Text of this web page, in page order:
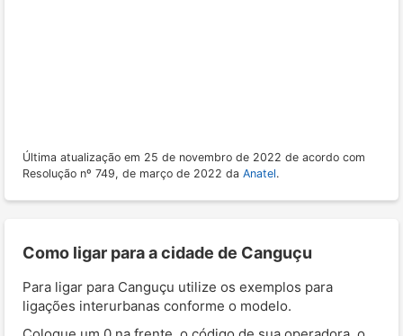
Última atualização em 25 de novembro de 2022 de acordo com
Resolução nº 749, de março de 2022 da Anatel.
Como ligar para a cidade de Canguçu
Para ligar para Canguçu utilize os exemplos para
ligações interurbanas conforme o modelo.